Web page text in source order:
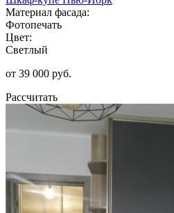
Материал фасада:
Фотопечать
Цвет:
Светлый
от 39 000 руб.
Рассчитать